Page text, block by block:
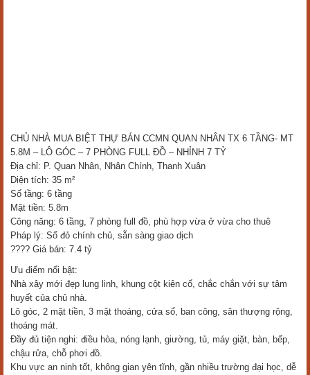
CHỦ NHÀ MUA BIỆT THỰ BÁN CCMN QUAN NHÂN TX 6 TẦNG- MT
5.8M – LÔ GÓC – 7 PHÒNG FULL ĐỒ – NHỈNH 7 TỶ
Địa chỉ: P. Quan Nhân, Nhân Chính, Thanh Xuân
Diện tích: 35 m²
Số tầng: 6 tầng
Mặt tiền: 5.8m
Công năng: 6 tầng, 7 phòng full đồ, phù hợp vừa ở vừa cho thuê
Pháp lý: Sổ đỏ chính chủ, sẵn sàng giao dịch
???? Giá bán: 7.4 tỷ
Ưu điểm nổi bật:
Nhà xây mới đẹp lung linh, khung cột kiên cố, chắc chắn với sự tâm
huyết của chủ nhà.
Lô góc, 2 mặt tiền, 3 mặt thoáng, cửa sổ, ban công, sân thượng rộng,
thoáng mát.
Đầy đủ tiện nghi: điều hòa, nóng lạnh, giường, tủ, máy giặt, bàn, bếp,
chậu rửa, chỗ phơi đồ.
Khu vực an ninh tốt, không gian yên tĩnh, gần nhiều trường đại học, dễ